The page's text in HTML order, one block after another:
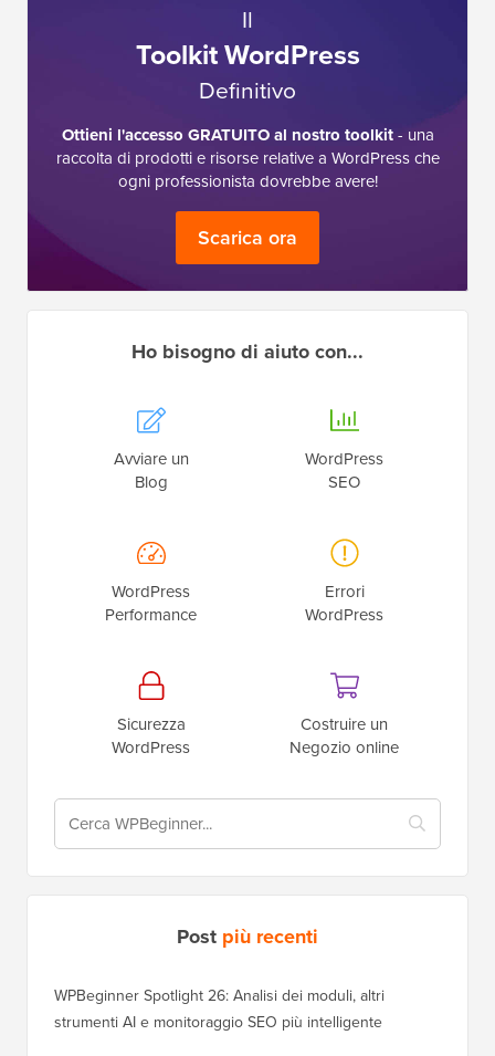
Il
Toolkit WordPress
Definitivo
Ottieni l'accesso GRATUITO al nostro toolkit- una
raccolta di prodotti e risorse relative a WordPress che
ogni professionista dovrebbe avere!
Scarica ora
Ho bisogno di aiuto con...
Avviare un
Blog
WordPress
SEO
WordPress
Performance
Errori
WordPress
Sicurezza
WordPress
Costruire un
Negozio online
Post più recenti
WPBeginner Spotlight 26: Analisi dei moduli, altri
strumenti AI e monitoraggio SEO più intelligente